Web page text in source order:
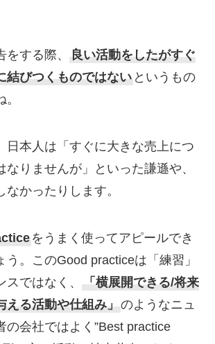
する際、
良い活動をしたがすぐ
結びつくものではない というもの
日本人は「すぐに大きな売上につ
なりませんが」といった謙遜や、
なかったりします。
をうまく使ってアピールでき
う。このGood practiceは「練習」
スではなく、
「横展開できる/将来
える活動や仕組み」 のようなニュ
の会社ではよく”Best practice